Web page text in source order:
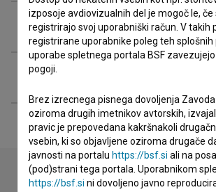
Organizacije
Razširjeni podatki
izposoje avdiovizualnih del je mogoč le, če
registrirajo svoj uporabniški račun. V takih
registrirane uporabnike poleg teh splošnih
uporabe spletnega portala BSF
pogoji.
Brez izrecnega pisnega dovoljenja
oziroma drugih imetnikov avtorskih,
pravic je prepovedana kakršnakoli
vsebin, ki so objavljene oziroma drugače
javnosti na portalu https://bsf.si ali na
(pod)strani tega portala. Uporabnikom
https://bsf.si ni dovoljeno javno